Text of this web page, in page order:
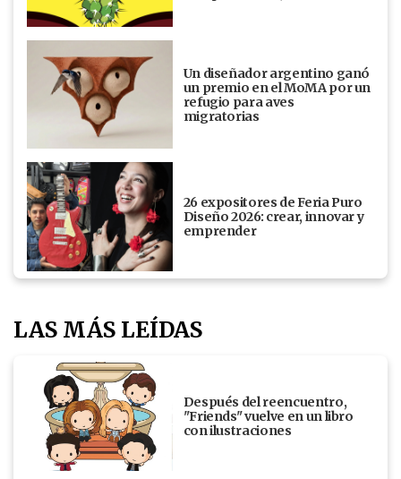
Un diseñador argentino ganó
un premio en el MoMA por un
refugio para aves
migratorias
26 expositores de Feria Puro
Diseño 2026: crear, innovar y
emprender
LAS MÁS LEÍDAS
Después del reencuentro,
"Friends" vuelve en un libro
con ilustraciones